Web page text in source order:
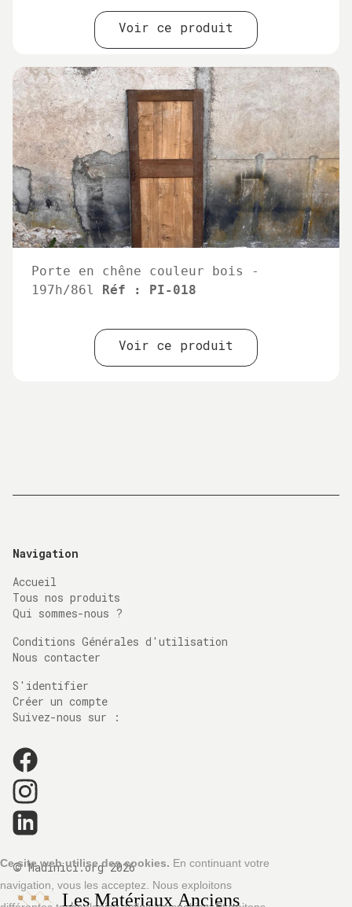
Voir ce produit
Porte en chêne couleur bois -
197h/86l
Réf : PI-018
Voir ce produit
Navigation
Accueil
Tous nos produits
Qui sommes-nous ?
Conditions Générales d'utilisation
Nous contacter
S'identifier
Créer un compte
Suivez-nous sur :
© Madinici.org 2026
Ce site web utilise des cookies. En continuant votre
navigation, vous les acceptez. Nous exploitons